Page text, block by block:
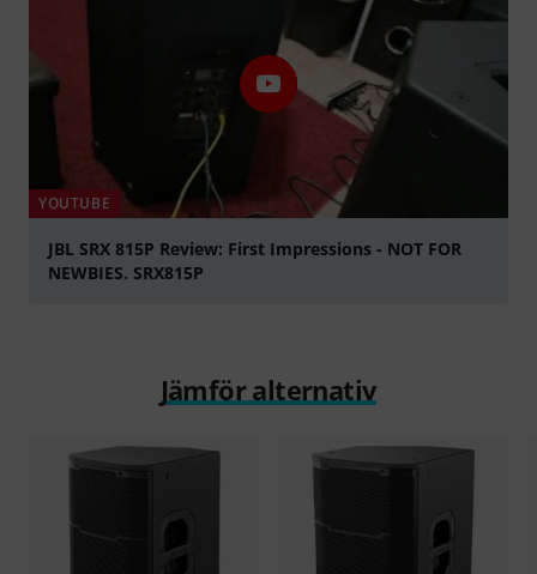
YOUTUBE
JBL SRX 815P Review: First Impressions - NOT FOR
NEWBIES. SRX815P
Jämför alternativ